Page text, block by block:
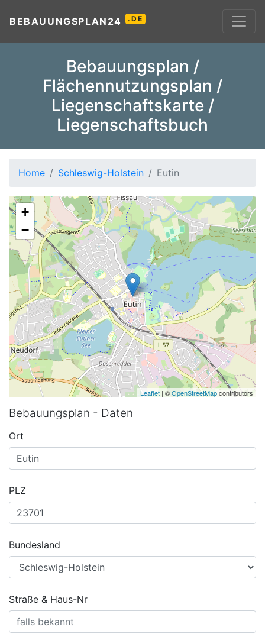
BEBAUUNGSPLAN24 .DE
Bebauungsplan /
Flächennutzungsplan /
Liegenschaftskarte /
Liegenschaftsbuch
Home Schleswig-Holstein Eutin
+
−
Leaflet | ©OpenStreetMapcontributors
Bebauungsplan - Daten
Ort
PLZ
Bundesland
Straße & Haus-Nr